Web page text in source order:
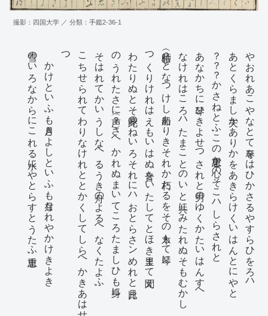
撮影：四国大学 ／ 分類：手鑑2-36-1
やおれあこやなとて琴をはひかさるやすらひをろハ
あとくらましゝ夫かありかをあきらけくいはんとにやと
？？？かさねとふこの重忠か心のそこハしらされと
あなかちに琴ひきよせつされと男のゆくかたいはんすへ
なけれはこゝろハたまことのいとゝ共にみたれぬそもむかし
枯師（？）となつけし船ありきそれか朽たるをその木もて琴に
つくりけれはえもいはぬ音をいたしてとほき里まて聞え
わたりぬとそ此琴のねいろそれにハおとらさンめれと月比
のうれたさに声（？）さへかれぬまいてこゝろたましひも身に
そはれてかいうしなへるうき舟のよるへなくたゝよふ
こゝ
ち
せ
ら
れ
て
わ
り
な
け
れ
と
と
か
く
し
て
し
ら
へ
か
き
あ
は
せ
つ
かけといふも月きよしといふも月なれやかけきよき
雪のいろなからにこれる水にやとらすとうたふ重忠